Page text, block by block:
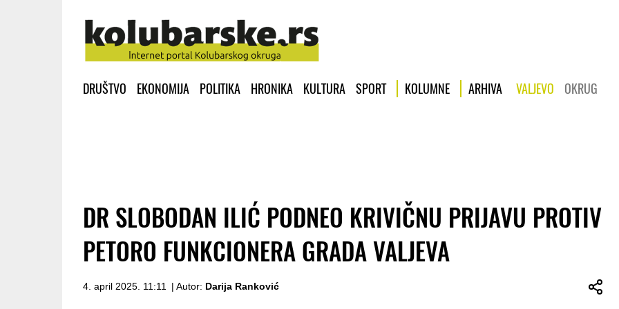
DRUŠTVO EKONOMIJA POLITIKA HRONIKA KULTURA SPORT KOLUMNE ARHIVA VALJEVO OKRUG
DR SLOBODAN ILIĆ PODNEO KRIVIČNU PRIJAVU PROTIV
PETORO FUNKCIONERA GRADA VALJEVA
4. april 2025. 11:11 | Autor: Darija Ranković